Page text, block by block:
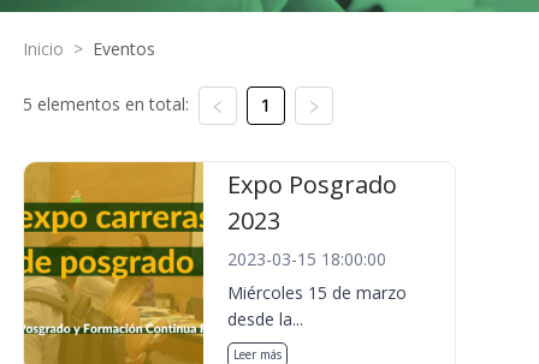
Inicio > Eventos
5 elementos en total: 1
Expo Posgrado
2023
2023-03-15 18:00:00
Miércoles 15 de marzo
desde la...
Leer más